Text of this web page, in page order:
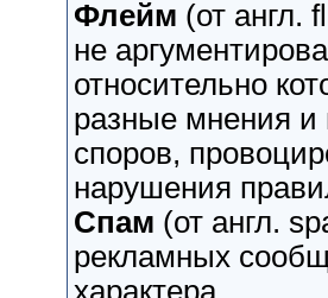
Флейм (от англ.
не
относительно
разные мнения и
споров,
нарушения
Спам (от англ.
рекламных
характера.